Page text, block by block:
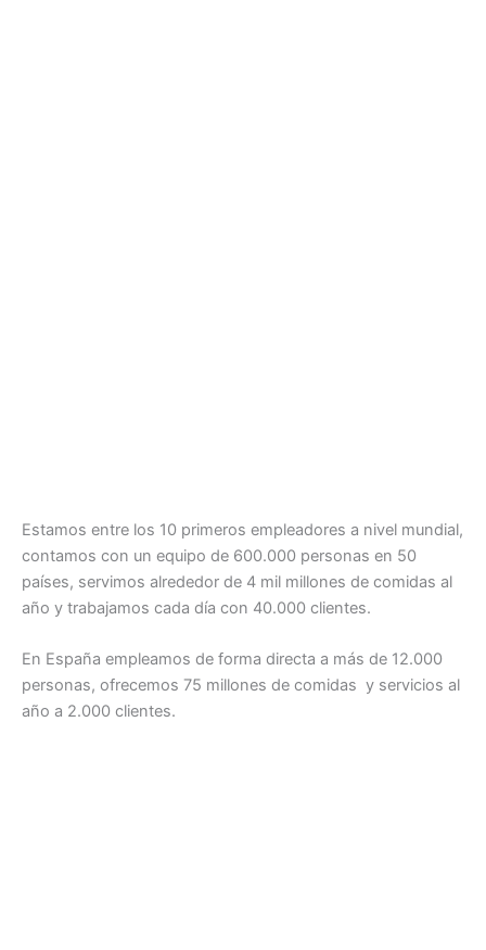
Estamos entre los 10 primeros empleadores a nivel mundial,
contamos con un equipo de 600.000 personas en 50
países, servimos alrededor de 4 mil millones de comidas al
año y trabajamos cada día con 40.000 clientes.
En España empleamos de forma directa a más de 12.000
personas, ofrecemos 75 millones de comidas y servicios al
año a 2.000 clientes.